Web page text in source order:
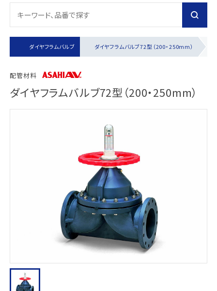
ダイヤフラムバルブ ダイヤフラムバルブ72型（200・250mm）
配管材料
ダイヤフラムバルブ72型（200・250mm）